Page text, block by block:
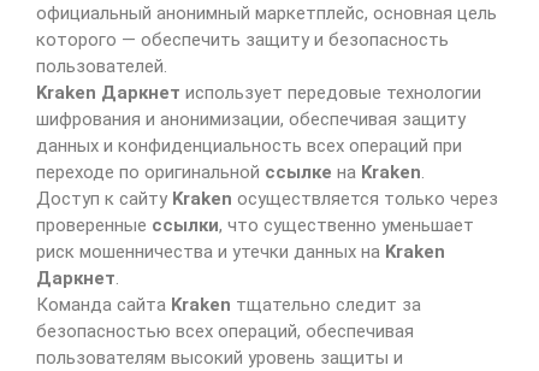
официальный анонимный маркетплейс, основная цель
которого — обеспечить защиту и безопасность
пользователей.
Kraken Даркнет использует передовые технологии
шифрования и анонимизации, обеспечивая защиту
данных и конфиденциальность всех операций при
переходе по оригинальной ссылке на Kraken.
Доступ к сайту Kraken осуществляется только через
проверенные ссылки, что существенно уменьшает
риск мошенничества и утечки данных на Kraken
Даркнет.
Команда сайта Kraken тщательно следит за
безопасностью всех операций, обеспечивая
пользователям высокий уровень защиты и